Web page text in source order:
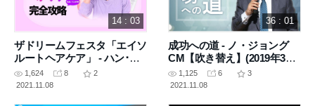
14 : 03
ザドリームフェスタ「エイソ
ルートヘアケア」 - ハン･ギ
ュビSTM【吹き替え】(2021
年1月26日)
1,624 8
2
2021.11.08
36 : 01
成功への道 - ノ・ジョング
CM【吹き替え】(2019年3月5
日 収録)
1,125 6
3
2021.11.08